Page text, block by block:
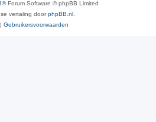
® Forum Software © phpBB Limited
vertaling doorphpBB.nl
| Gebruikersvoorwaarden